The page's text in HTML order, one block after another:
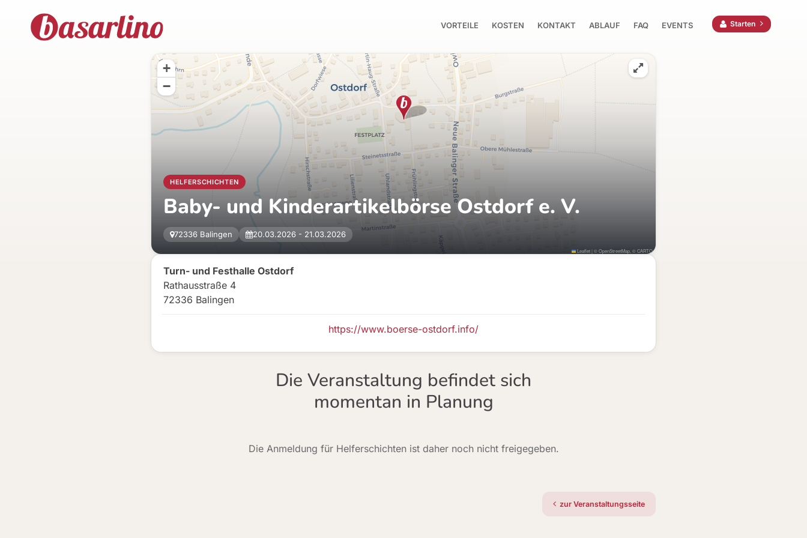
VORTEILE KOSTEN KONTAKT ABLAUF FAQ EVENTS Starten
Turn- und Festhalle Ostdorf
Rathausstraße 4
72336 Balingen
https://www.boerse-ostdorf.info/
HELFERSCHICHTEN
Baby- und Kinderartikelbörse Ostdorf e. V.
72336 Balingen 20.03.2026 - 21.03.2026
+
−
Leaflet| ©OpenStreetMap , ©CARTO
Die Veranstaltung befindet sich
momentan in Planung
Die Anmeldung für Helferschichten ist daher noch nicht freigegeben.
zur Veranstaltungsseite